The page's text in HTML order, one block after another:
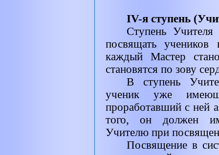
IV-я ступень
Ступень
посвящать
каждый Мастер
становятся по зову
В ступень
ученик уже
проработавший с ней
того, он должен
Учителю при
Посвящение в